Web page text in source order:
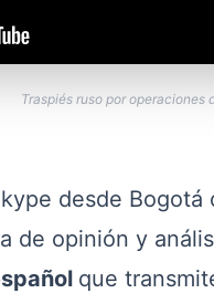
Traspiés ruso por operaciones
desde Bogotá
de opinión y
que